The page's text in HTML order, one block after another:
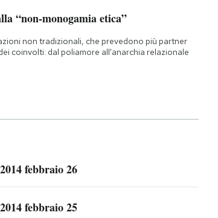
“non-monogamia etica”
non tradizionali, che prevedono più partner
coinvolti: dal poliamore all'anarchia relazionale
febbraio 26
febbraio 25